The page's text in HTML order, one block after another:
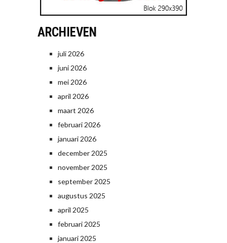
ARCHIEVEN
juli 2026
juni 2026
mei 2026
april 2026
maart 2026
februari 2026
januari 2026
december 2025
november 2025
september 2025
augustus 2025
april 2025
februari 2025
januari 2025